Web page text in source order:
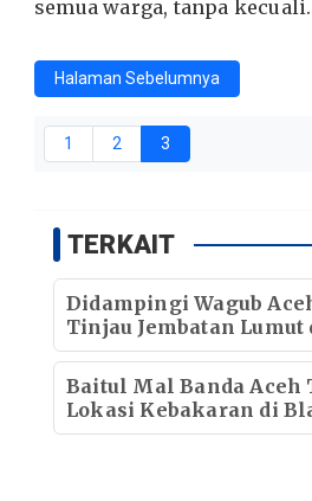
semua warga, tanpa kecuali.
Halaman Sebelumnya
1 2 3
TERKAIT
Didampingi Wagub
Tinjau Jembatan Lumut
Jembatan Kendawi
Baitul Mal Banda Aceh
Lokasi Kebakaran di
Pastikan Korban